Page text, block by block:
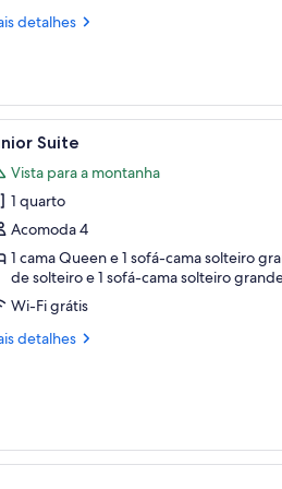
detalhes
cama, sofá, televisão e umaQuarto com
4 Suite
Vista para a montanha
1 quarto
Acomoda 4
1 cama Queen e 1 sofá-cama solteiro
de solteiro e 1 sofá-cama solteiro
Wi-Fi grátis
detalhes
estampada.
paredes de madeira, uma mesa e uma